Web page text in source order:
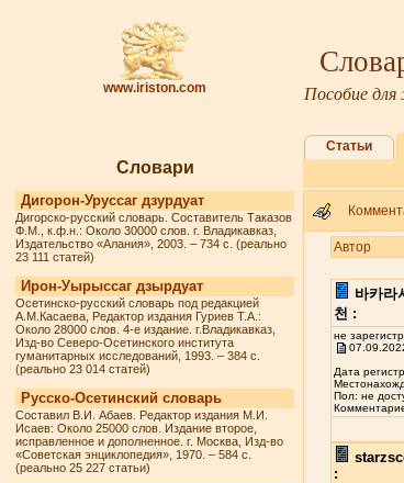
www.iriston.com Пособие
Словари
Дигорон-Уруссаг дзурдуат
Дигорско-русский словарь. Составитель Таказов
Ф.М., к.ф.н.: Около 30000 слов. г. Владикавказ,
Издательство «Алания», 2003. – 734 с. (реально
23 111 статей)
Ирон-Уырыссаг дзырдуат
Осетинско-русский словарь под редакцией
А.М.Касаева, Редактор издания Гуриев Т.А.:
Около 28000 слов. 4-е издание. г.Владикавказ,
Изд-во Северо-Осетинского института
гуманитарных исследований, 1993. – 384 с.
(реально 23 014 статей)
Русско-Осетинский словарь
Составил В.И. Абаев. Редактор издания М.И.
Исаев: Около 25000 слов. Издание второе,
исправленное и дополненное. г. Москва, Изд-во
«Советская энциклопедия», 1970. – 584 с.
(реально 25 227 статьи)
Статьи
Автор
바카라
천 :
не
Дата
Пол: не
: